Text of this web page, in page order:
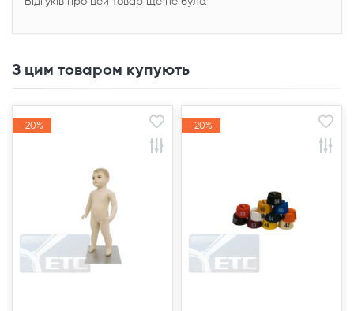
З цим товаром купують
-20%
-20% -20%
-20%